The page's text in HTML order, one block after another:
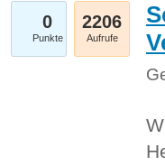
0
Punkte
2206
Aufrufe